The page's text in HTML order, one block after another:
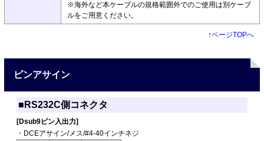
※海外など本ケーブルの規格範囲外でのご使用は別ケーブ
ルをご用意ください。
↑ページTOPへ
ピンアサイン
■RS232C側コネクタ
[Dsub9ピン入出力]
・DCEアサイン/メス/#4-40インチネジ